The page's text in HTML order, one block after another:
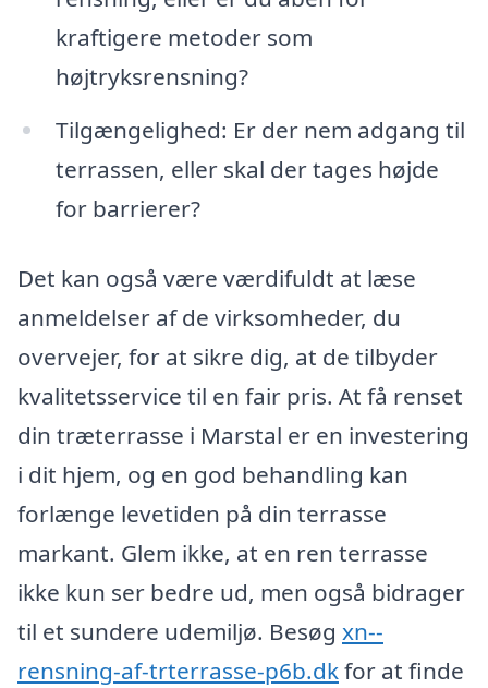
kraftigere metoder som
højtryksrensning?
Tilgængelighed: Er der nem adgang til
terrassen, eller skal der tages højde
for barrierer?
Det kan også være værdifuldt at læse
anmeldelser af de virksomheder, du
overvejer, for at sikre dig, at de tilbyder
kvalitetsservice til en fair pris. At få renset
din træterrasse i Marstal er en investering
i dit hjem, og en god behandling kan
forlænge levetiden på din terrasse
markant. Glem ikke, at en ren terrasse
ikke kun ser bedre ud, men også bidrager
til et sundere udemiljø. Besøg xn--
rensning-af-trterrasse-p6b.dkfor at finde